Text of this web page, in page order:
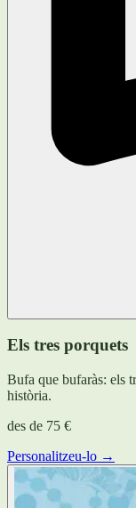
Els tres porquets
Bufa que bufaràs: els
història.
des de 75 €
Personalitzeu-lo →